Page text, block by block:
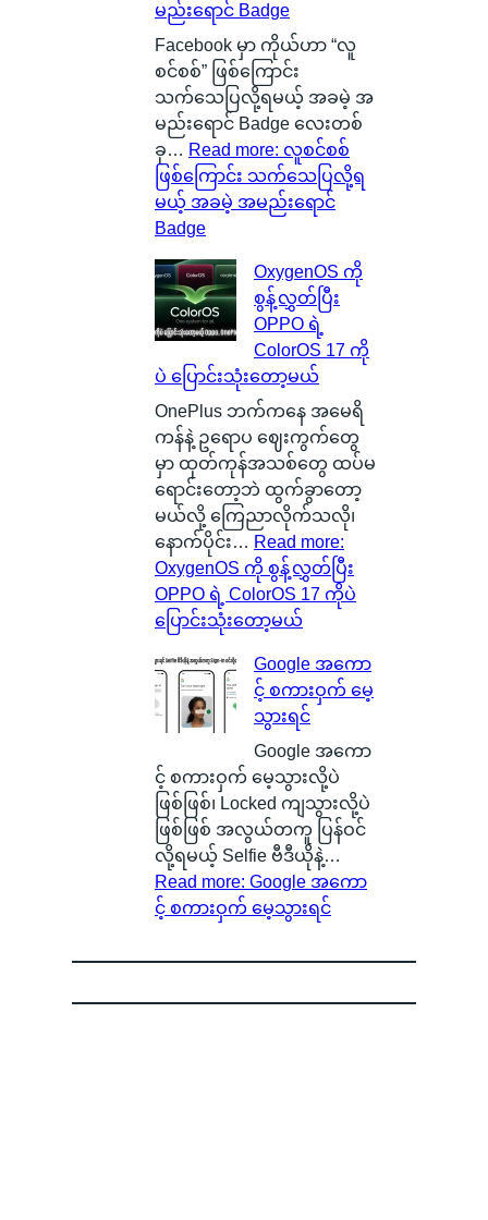
မည်းရောင် Badge
Facebook မှာ ကိုယ်ဟာ “လူ
စင်စစ်” ဖြစ်ကြောင်း
သက်သေပြလို့ရမယ့် အခမဲ့ အ
မည်းရောင် Badge လေးတစ်
ခု… Read more: လူစင်စစ်
ဖြစ်ကြောင်း သက်သေပြလို့ရ
မယ့် အခမဲ့ အမည်းရောင်
Badge
OxygenOS ကို
စွန့်လွှတ်ပြီး
OPPO ရဲ့
ColorOS 17 ကို
ပဲ ပြောင်းသုံးတော့မယ်
OnePlus ဘက်ကနေ အမေရိ
ကန်နဲ့ ဥရောပ ဈေးကွက်တွေ
မှာ ထုတ်ကုန်အသစ်တွေ ထပ်မ
ရောင်းတော့ဘဲ ထွက်ခွာတော့
မယ်လို့ ကြေညာလိုက်သလို၊
နောက်ပိုင်း… Read more:
OxygenOS ကို စွန့်လွှတ်ပြီး
OPPO ရဲ့ ColorOS 17 ကိုပဲ
ပြောင်းသုံးတော့မယ်
Google အကော
င့် စကားဝှက် မေ့
သွားရင်
Google အကော
င့် စကားဝှက် မေ့သွားလို့ပဲ
ဖြစ်ဖြစ်၊ Locked ကျသွားလို့ပဲ
ဖြစ်ဖြစ် အလွယ်တကူ ပြန်ဝင်
လို့ရမယ့် Selfie ဗီဒီယိုနဲ့…
Read more: Google အကော
င့် စကားဝှက် မေ့သွားရင်